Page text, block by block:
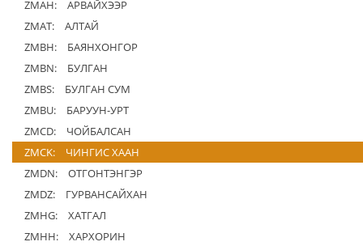
ZMAH:
АРВАЙХЭЭР
ZMAT:
АЛТАЙ
ZMBH:
БАЯНХОНГОР
ZMBN:
БУЛГАН
ZMBS:
БУЛГАН СУМ
ZMBU:
БАРУУН-УРТ
ZMCD:
ЧОЙБАЛСАН
ZMCK:
ЧИНГИС ХААН
ZMDN:
ОТГОНТЭНГЭР
ZMDZ:
ГУРВАНСАЙХАН
ZMHG:
ХАТГАЛ
ZMHH:
ХАРХОРИН